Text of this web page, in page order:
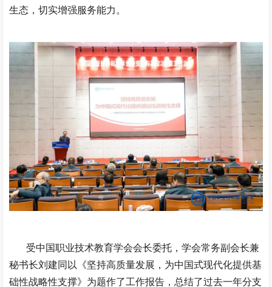
生态，切实增强服务能力。
受中国职业技术教育学会会长委托，学会常务副会长兼
秘书长刘建同以《坚持高质量发展，为中国式现代化提供基
础性战略性支撑》为题作了工作报告，总结了过去一年分支